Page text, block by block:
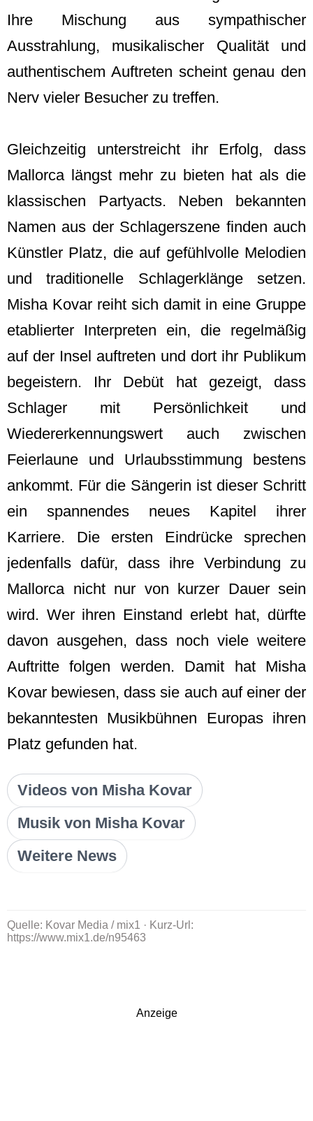
Ihre Mischung aus sympathischer
Ausstrahlung, musikalischer Qualität und
authentischem Auftreten scheint genau den
Nerv vieler Besucher zu treffen.
Gleichzeitig unterstreicht ihr Erfolg, dass
Mallorca längst mehr zu bieten hat als die
klassischen Partyacts. Neben bekannten
Namen aus der Schlagerszene finden auch
Künstler Platz, die auf gefühlvolle Melodien
und traditionelle Schlagerklänge setzen.
Misha Kovar reiht sich damit in eine Gruppe
etablierter Interpreten ein, die regelmäßig
auf der Insel auftreten und dort ihr Publikum
begeistern. Ihr Debüt hat gezeigt, dass
Schlager mit Persönlichkeit und
Wiedererkennungswert auch zwischen
Feierlaune und Urlaubsstimmung bestens
ankommt. Für die Sängerin ist dieser Schritt
ein spannendes neues Kapitel ihrer
Karriere. Die ersten Eindrücke sprechen
jedenfalls dafür, dass ihre Verbindung zu
Mallorca nicht nur von kurzer Dauer sein
wird. Wer ihren Einstand erlebt hat, dürfte
davon ausgehen, dass noch viele weitere
Auftritte folgen werden. Damit hat Misha
Kovar bewiesen, dass sie auch auf einer der
bekanntesten Musikbühnen Europas ihren
Platz gefunden hat.
Videos von Misha Kovar
Musik von Misha Kovar
Weitere News
Quelle: Kovar Media / mix1 · Kurz-Url:
https://www.mix1.de/n95463
Anzeige